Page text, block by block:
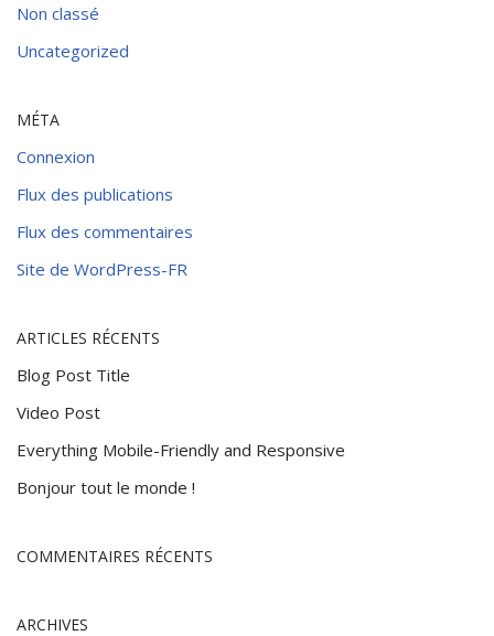
Non classé
Uncategorized
MÉTA
Connexion
Flux des publications
Flux des commentaires
Site de WordPress-FR
ARTICLES RÉCENTS
Blog Post Title
Video Post
Everything Mobile-Friendly and Responsive
Bonjour tout le monde !
COMMENTAIRES RÉCENTS
ARCHIVES